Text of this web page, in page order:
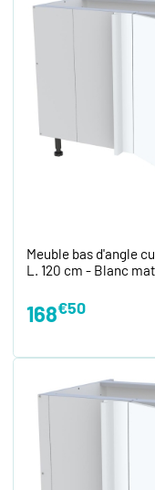
Meuble bas d'angle
L. 120 cm - Blanc mat
168€50